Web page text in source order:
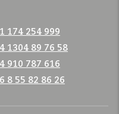
174 254 999
1304 89 76 58
910 787 616
8 55 82 86 26